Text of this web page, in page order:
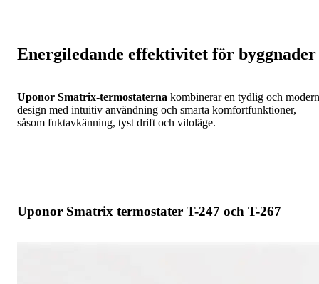
Energiledande effektivitet för byggnader
Uponor Smatrix-termostaterna kombinerar en tydlig och modern
design med intuitiv användning och smarta komfortfunktioner,
såsom fuktavkänning, tyst drift och viloläge.
Uponor Smatrix termostater T-247 och T-267